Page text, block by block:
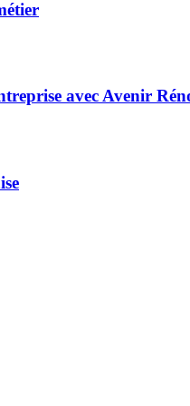
avec Avenir